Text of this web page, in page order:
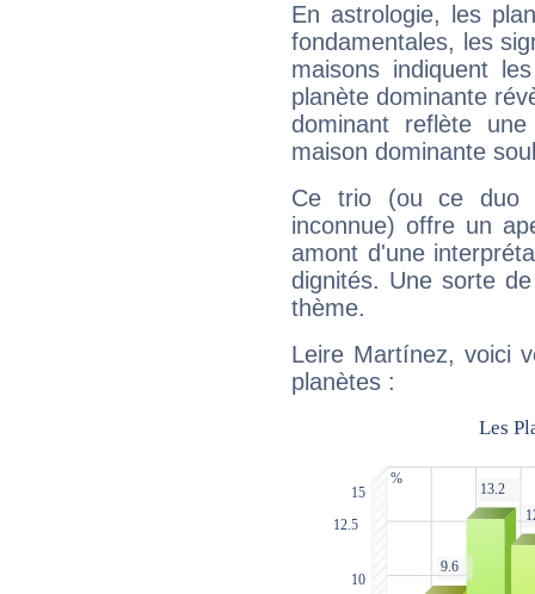
En astrologie, les
fondamentales, les
maisons indiquent
planète dominante
dominant reflète
maison dominante
Ce trio (ou ce duo
inconnue) offre un
amont d'une
dignités. Une sorte
thème.
Leire Martínez, voici
planètes :